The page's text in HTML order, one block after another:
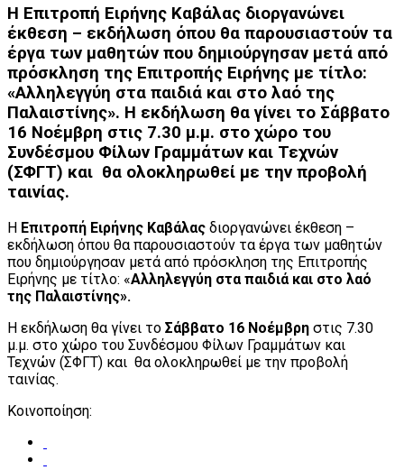
Η Επιτροπή Ειρήνης Καβάλας διοργανώνει
έκθεση – εκδήλωση όπου θα παρουσιαστούν τα
έργα των μαθητών που δημιούργησαν μετά από
πρόσκληση της Επιτροπής Ειρήνης με τίτλο:
«Αλληλεγγύη στα παιδιά και στο λαό της
Παλαιστίνης». Η εκδήλωση θα γίνει το Σάββατο
16 Νοέμβρη στις 7.30 μ.μ. στο χώρο του
Συνδέσμου Φίλων Γραμμάτων και Τεχνών
(ΣΦΓΤ) και θα ολοκληρωθεί με την προβολή
ταινίας.
Η Επιτροπή Ειρήνης Καβάλας διοργανώνει έκθεση –
εκδήλωση όπου θα παρουσιαστούν τα έργα των μαθητών
που δημιούργησαν μετά από πρόσκληση της Επιτροπής
Ειρήνης με τίτλο: «Αλληλεγγύη στα παιδιά και στο λαό
της Παλαιστίνης».
Η εκδήλωση θα γίνει το Σάββατο 16 Νοέμβρη στις 7.30
μ.μ. στο χώρο του Συνδέσμου Φίλων Γραμμάτων και
Τεχνών (ΣΦΓΤ) και θα ολοκληρωθεί με την προβολή
ταινίας.
Κοινοποίηση: